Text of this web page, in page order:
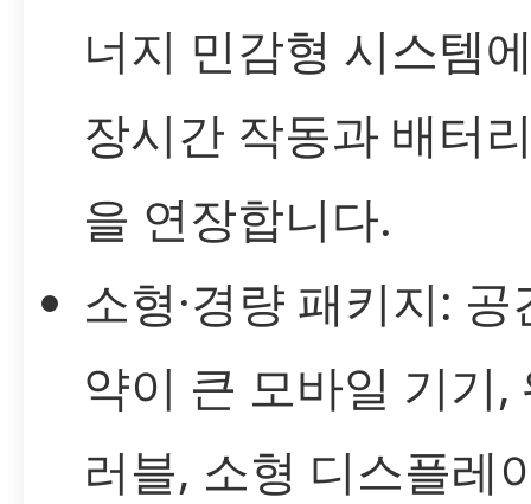
너지 민감형 시스템
장시간 작동과 배터
을 연장합니다.
소형·경량 패키지: 공
약이 큰 모바일 기기,
러블, 소형 디스플레